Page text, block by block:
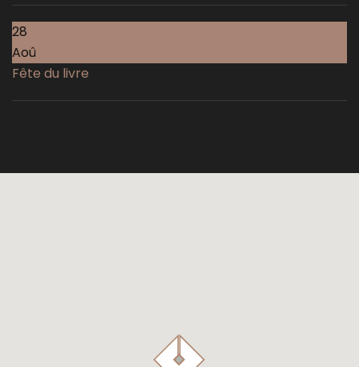
28
Aoû
Fête du livre